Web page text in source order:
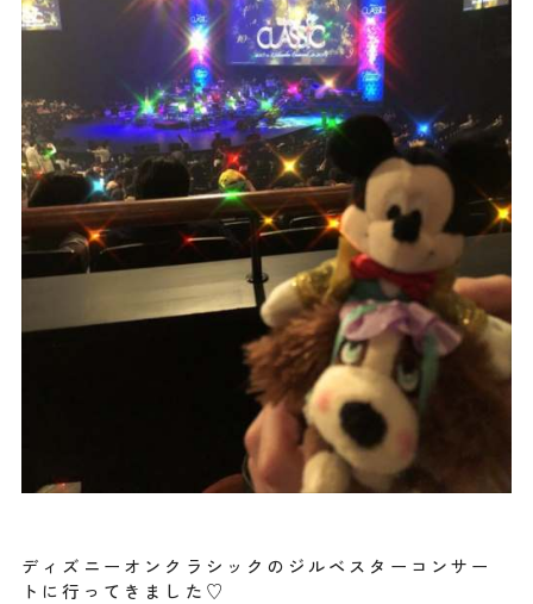
ディズニーオンクラシックのジルベスターコンサー
トに行ってきました♡